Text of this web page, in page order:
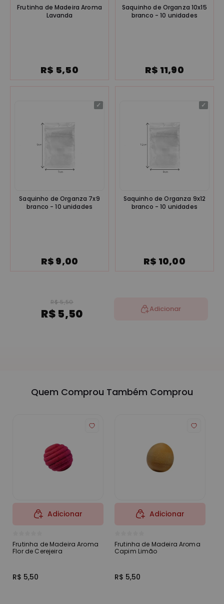
Frutinha de Madeira Aroma
Lavanda
R$ 5,50
Saquinho de Organza 10x15
branco - 10 unidades
R$ 11,90
Saquinho de Organza 7x9
branco - 10 unidades
R$ 9,00
Saquinho de Organza 9x12
branco - 10 unidades
R$ 10,00
R$ 5,50
R$ 5,50 Adicionar
Quem Comprou Também Comprou
Frutinha de Madeira Aroma
Flor de Cerejeira
R$ 5,50
Adicionar
Frutinha de Madeira Aroma
Capim Limão
R$ 5,50
Adicionar